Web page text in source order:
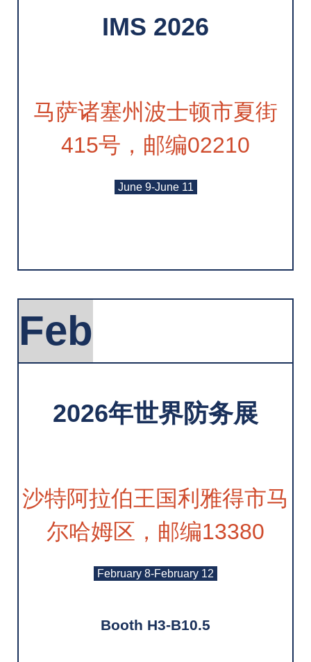
IMS 2026
马萨诸塞州波士顿市夏街
415号，邮编02210
June 9-June 11
Feb
2026年世界防务展
沙特阿拉伯王国利雅得市马
尔哈姆区，邮编13380
February 8-February 12
Booth H3-B10.5